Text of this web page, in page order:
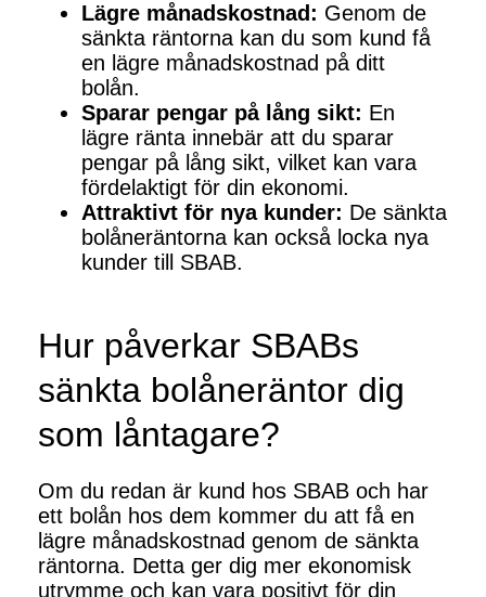
Lägre månadskostnad: Genom de
sänkta räntorna kan du som kund få
en lägre månadskostnad på ditt
bolån.
Sparar pengar på lång sikt: En
lägre ränta innebär att du sparar
pengar på lång sikt, vilket kan vara
fördelaktigt för din ekonomi.
Attraktivt för nya kunder: De sänkta
bolåneräntorna kan också locka nya
kunder till SBAB.
Hur påverkar SBABs
sänkta bolåneräntor dig
som låntagare?
Om du redan är kund hos SBAB och har
ett bolån hos dem kommer du att få en
lägre månadskostnad genom de sänkta
räntorna. Detta ger dig mer ekonomisk
utrymme och kan vara positivt för din